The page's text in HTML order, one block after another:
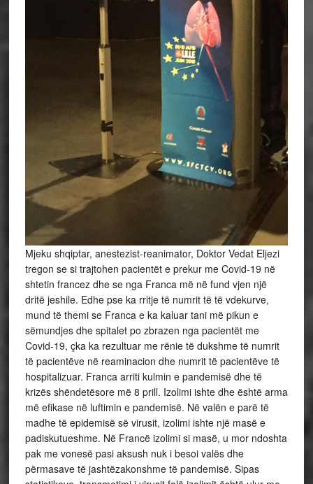
Mjeku shqiptar, anestezist-reanimator, Doktor Vedat Eljezi
tregon se si trajtohen pacientët e prekur me Covid-19 në
shtetin francez dhe se nga Franca më në fund vjen një
dritë jeshile. Edhe pse ka rritje të numrit të të vdekurve,
mund të themi se Franca e ka kaluar tani më pikun e
sëmundjes dhe spitalet po zbrazen nga pacientët me
Covid-19, çka ka rezultuar me rënie të dukshme të numrit
të pacientëve në reaminacion dhe numrit të pacientëve të
hospitalizuar. Franca arriti kulmin e pandemisë dhe të
krizës shëndetësore më 8 prill. Izolimi ishte dhe është arma
më efikase në luftimin e pandemisë. Në valën e parë të
madhe të epidemisë së virusit, izolimi ishte një masë e
padiskutueshme. Në Francë izolimi si masë, u mor ndoshta
pak me vonesë pasi aksush nuk i besoi valës dhe
përmasave të jashtëzakonshme të pandemisë. Sipas